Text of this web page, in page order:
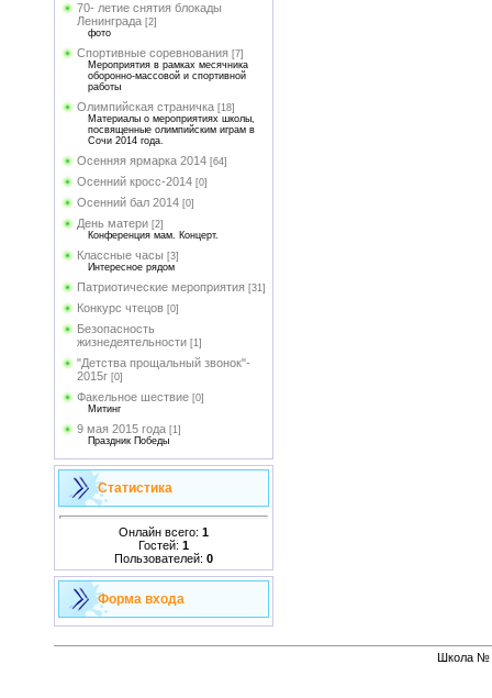
70- летие снятия блокады
Ленинграда [2]
фото
Спортивные соревнования [7]
Мероприятия в рамках месячника
оборонно-массовой и спортивной
работы
Олимпийская страничка [18]
Материалы о мероприятиях школы,
посвященные олимпийским играм в
Сочи 2014 года.
Осенняя ярмарка 2014 [64]
Осенний кросс-2014 [0]
Осенний бал 2014 [0]
День матери [2]
Конференция мам. Концерт.
Классные часы [3]
Интересное рядом
Патриотические мероприятия [31]
Конкурс чтецов [0]
Безопасность
жизнедеятельности [1]
"Детства прощальный звонок"-
2015г [0]
Факельное шествие [0]
Митинг
9 мая 2015 года [1]
Праздник Победы
Статистика
Онлайн всего: 1
Гостей: 1
Пользователей: 0
Форма входа
Школа №